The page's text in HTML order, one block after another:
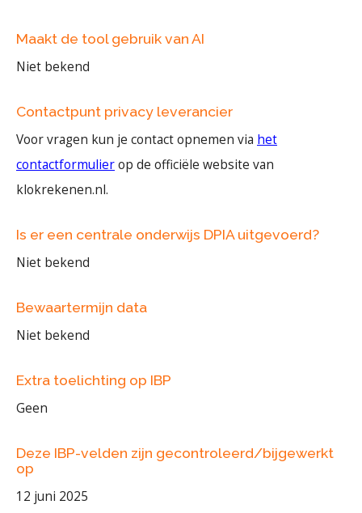
Maakt de tool gebruik van AI
Niet bekend
Contactpunt privacy leverancier
Voor vragen kun je contact opnemen via het
contactformulierop de officiële website van
klokrekenen.nl.
Is er een centrale onderwijs DPIA uitgevoerd?
Niet bekend
Bewaartermijn data
Niet bekend
Extra toelichting op IBP
Geen
Deze IBP-velden zijn gecontroleerd/bijgewerkt
op
12 juni 2025